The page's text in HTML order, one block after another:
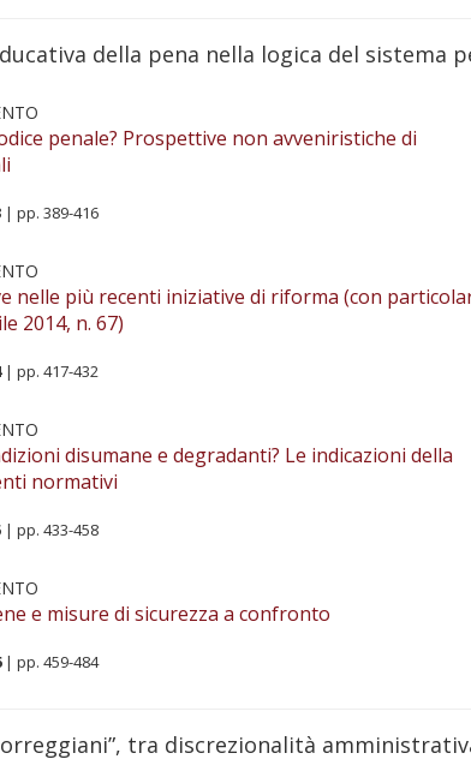
della pena nella logica del sistema
penale? Prospettive non avveniristiche di
| pp. 389-416
nelle più recenti iniziative di riforma (con
2014, n. 67)
| pp. 417-432
disumane e degradanti? Le indicazioni della
normativi
| pp. 433-458
e misure di sicurezza a confronto
| pp. 459-484
tra discrezionalità